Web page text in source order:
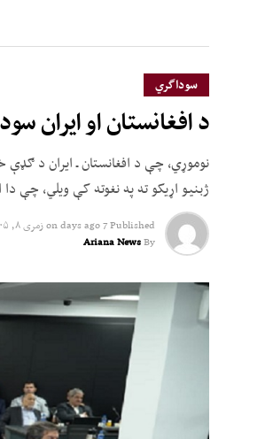
سوداگري
د افغانستان او ایران
نوموړي، چې د افغانستان ـ ایران د
ژبنیو اړیکو ته په نغوته کې ویلي، چې
Published
7 days ago
onزمری ۸, ۱۴۰۵
By
Ariana News